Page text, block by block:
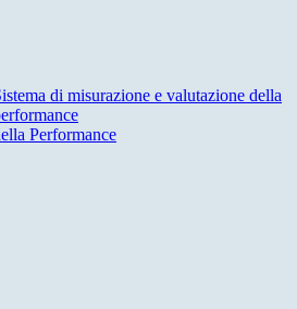
di misurazione e valutazione della
Performance